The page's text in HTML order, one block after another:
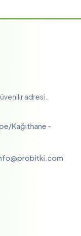
adresi.
Kağıthane -